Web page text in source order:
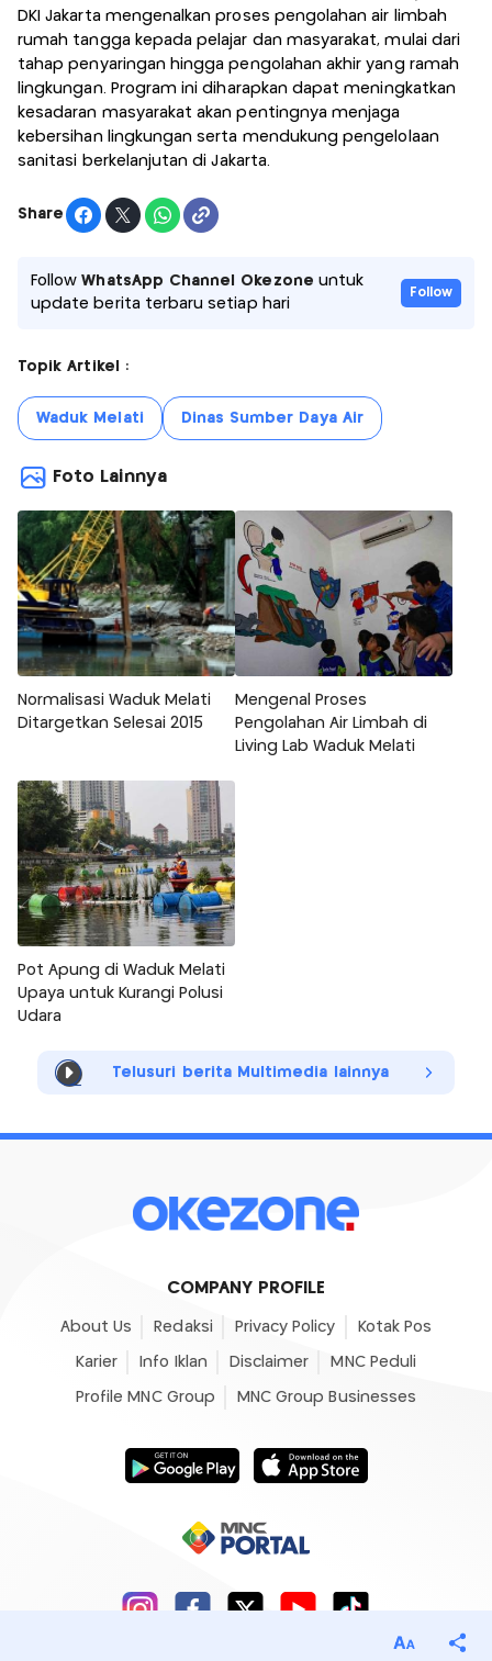
DKI Jakarta mengenalkan proses pengolahan air limbah
rumah tangga kepada pelajar dan masyarakat, mulai dari
tahap penyaringan hingga pengolahan akhir yang ramah
lingkungan. Program ini diharapkan dapat meningkatkan
kesadaran masyarakat akan pentingnya menjaga
kebersihan lingkungan serta mendukung pengelolaan
sanitasi berkelanjutan di Jakarta.
Share
FollowWhatsApp Channel Okezone untuk
update berita terbaru setiap hari
Follow
Topik Artikel :
Waduk Melati Dinas Sumber Daya Air
Foto Lainnya
Normalisasi Waduk Melati
Ditargetkan Selesai 2015
Mengenal Proses
Pengolahan Air Limbah di
Living Lab Waduk Melati
Pot Apung di Waduk Melati
Upaya untuk Kurangi Polusi
Udara
Telusuri berita Multimedia lainnya
COMPANY PROFILE
About Us Redaksi Privacy Policy Kotak Pos
Karier Info Iklan Disclaimer MNC Peduli
Profile MNC Group MNC Group Businesses